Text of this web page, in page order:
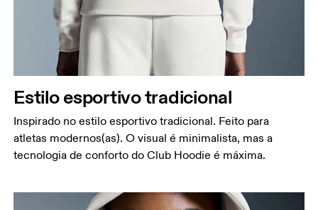
Estilo esportivo tradicional
Inspirado no estilo esportivo tradicional. Feito para
atletas modernos(as). O visual é minimalista, mas a
tecnologia de conforto do Club Hoodie é máxima.